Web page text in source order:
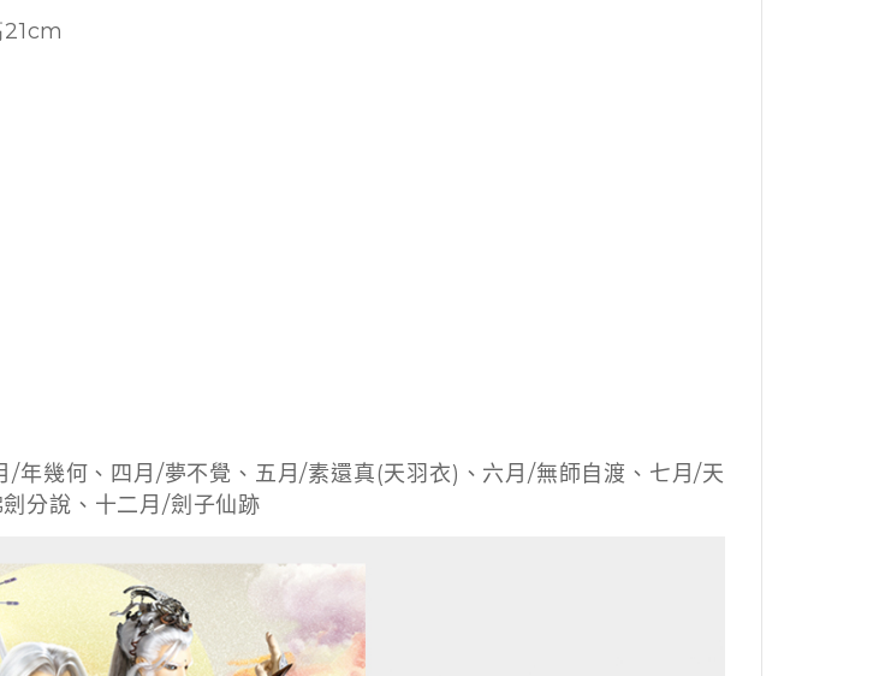
幾何、四月/夢不覺、五月/素還真(天羽衣)、六月/無師自渡、七月/天
分說、十二月/劍子仙跡